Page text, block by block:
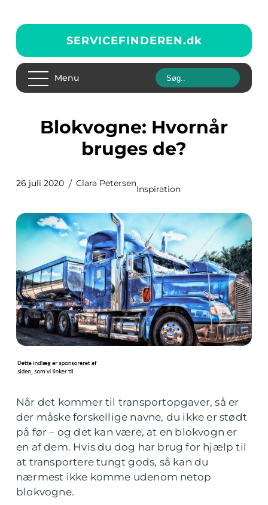
SERVICEFINDEREN.dk
Menu
Blokvogne: Hvornår
bruges de?
26 juli 2020 Clara Petersen
Inspiration
Når det kommer til transportopgaver, så er
der måske forskellige navne, du ikke er stødt
på før – og det kan være, at en blokvogn er
en af dem. Hvis du dog har brug for hjælp til
at transportere tungt gods, så kan du
nærmest ikke komme udenom netop
blokvogne.